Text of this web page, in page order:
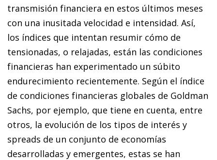
transmisión financiera en estos últimos meses
con una inusitada velocidad e intensidad. Así,
los índices que intentan resumir cómo de
tensionadas, o relajadas, están las condiciones
financieras han experimentado un súbito
endurecimiento recientemente. Según el índice
de condiciones financieras globales de Goldman
Sachs, por ejemplo, que tiene en cuenta, entre
otros, la evolución de los tipos de interés y
spreads de un conjunto de economías
desarrolladas y emergentes, estas se han